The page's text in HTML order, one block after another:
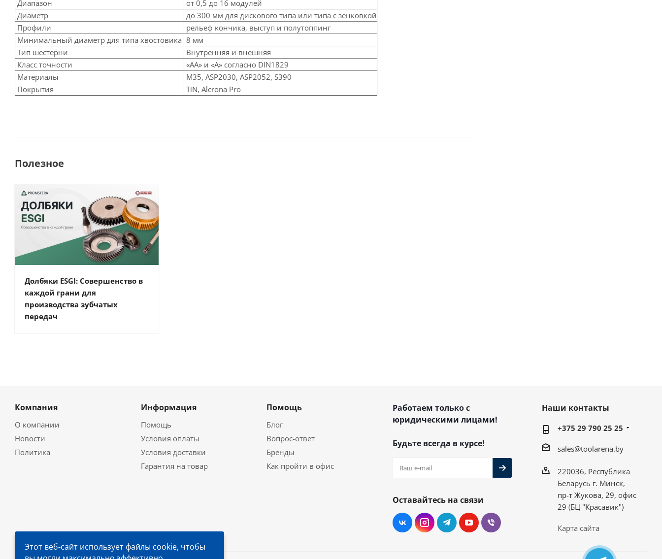
Диапазон
от 0,5 до 16 модулей
Диаметр
до 300 мм для дискового типа или типа с зенковкой
Профили
рельеф кончика, выступ и полутоппинг
Минимальный диаметр для типа хвостовика 8 мм
Тип шестерни
Внутренняя и внешняя
Класс точности
«АА» и «А» согласно DIN1829
Материалы
M35, ASP2030, ASP2052, S390
Покрытия
TiN, Alcrona Pro
Полезное
Долбяки ESGI: Совершенство в
каждой грани для
производства зубчатых
передач
Компания
О компании
Новости
Политика
Информация
Помощь
Условия оплаты
Условия доставки
Гарантия на товар
Помощь
Блог
Вопрос-ответ
Бренды
Как пройти в офис
Работаем только с
юридическими лицами!
Будьте всегда в курсе!
Оставайтесь на связи
Наши контакты
+375 29 790 25 25
sales@toolarena.by
220036, Республика
Беларусь г. Минск,
пр-т Жукова, 29, офис
29 (БЦ "Красавик")
Карта сайта
Этот веб-сайт использует файлы cookie, чтобы